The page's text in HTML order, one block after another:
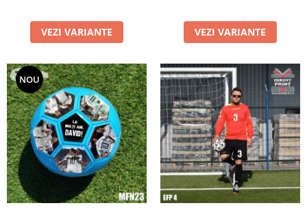
VEZI VARIANTE VEZI VARIANTE
NOU